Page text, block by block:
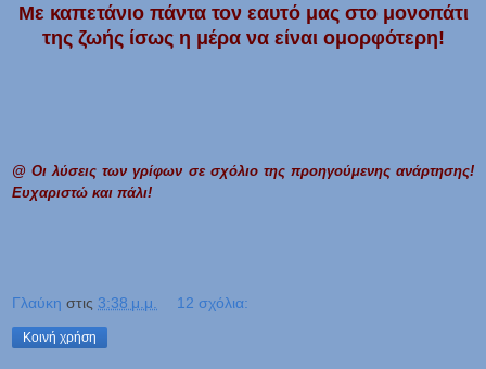
Με καπετάνιο πάντα τον εαυτό μας στο μονοπάτι
της ζωής ίσως η μέρα να είναι ομορφότερη!
@ Οι λύσεις των γρίφων σε σχόλιο της προηγούμενης ανάρτησης!
Ευχαριστώ και πάλι!
Γλαύκη στις 3:38 μ.μ. 12 σχόλια:
Κοινή χρήση